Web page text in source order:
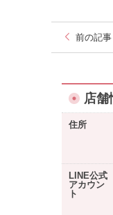
前の記事
店舗
住所
LINE公式
アカウン
ト